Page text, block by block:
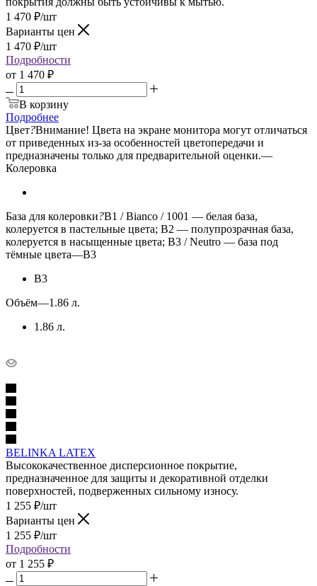
1 470 ₽/шт
Варианты цен
1 470 ₽/шт
Подробности
от 1 470 ₽
В корзину
Подробнее
Цвет?Внимание! Цвета на экране монитора могут отличаться
от приведенных из-за особенностей цветопередачи и
предназначены только для предварительной оценки.—
Колеровка
База для колеровки?B1 / Bianco / 1001 — белая база,
колеруется в пастельные цвета; B2 — полупрозрачная база,
колеруется в насыщенные цвета; B3 / Neutro — база под
тёмные цвета—B3
B3
Объём—1.86 л.
1.86 л.
BELINKA LATEX
Высококачественное дисперсионное покрытие,
предназначенное для защиты и декоративной отделки
поверхностей, подверженных сильному износу.
1 255 ₽/шт
Варианты цен
1 255 ₽/шт
Подробности
от 1 255 ₽